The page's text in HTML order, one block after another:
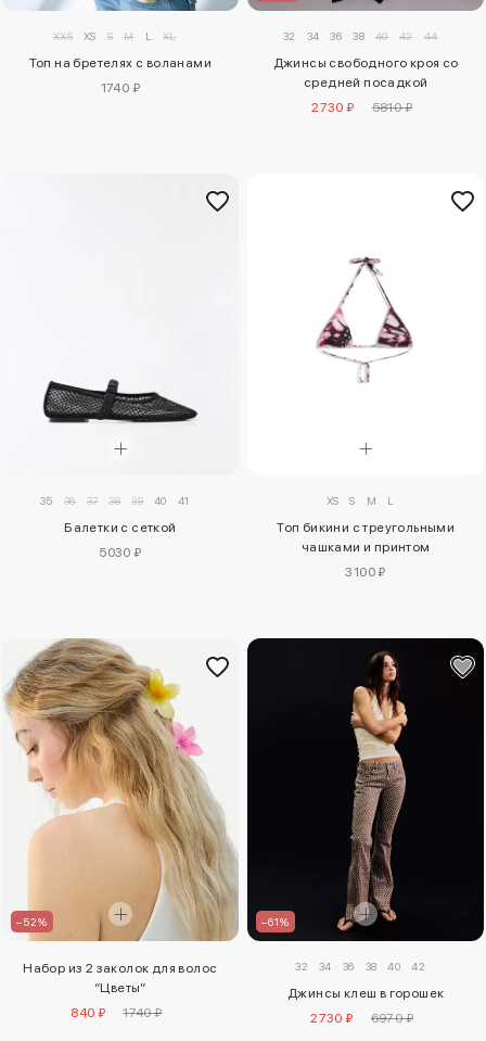
XXS XS S M L XL
Топ на бретелях с воланами
1740 ₽
32 34 36 38 40 42 44
Джинсы свободного кроя со
средней посадкой
2730 ₽
5810 ₽
35 36 37 38 39 40 41
Балетки с сеткой
5030 ₽
XS S M L
Топ бикини с треугольными
чашками и принтом
3100 ₽
–52%
Набор из 2 заколок для волос
“Цветы”
840 ₽
1740 ₽
–61%
32 34 36 38 40 42
Джинсы клеш в горошек
2730 ₽
6970 ₽